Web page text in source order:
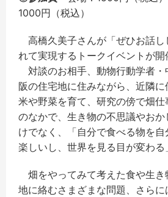
1000円（税込）
高橋久美子さんが「ぜひお話し
れて実現するトークイベントが開
対談のお相手、動物行動学者・
阪の住宅地に住みながら、近隣
米や野菜を育て、研究の傍で畑
のなかで、生き物の不思議やお
けでなく、「自分で食べる物を自
楽しいし、世界を見る目が変わる
畑をやってみて考えた食や生き
地に絡むさまざまな問題、さら